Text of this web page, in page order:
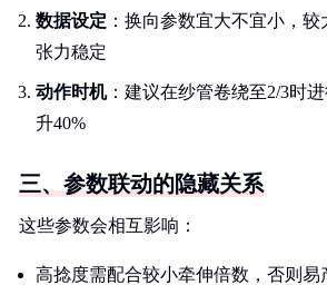
数据设定 ：换向参数宜大不宜小，
张力稳定
动作时机：建议在纱管卷绕至2/3时
升40%
三、参数联动的隐藏关系
这些参数会相互影响：
高捻度需配合较小牵伸倍数，否则易